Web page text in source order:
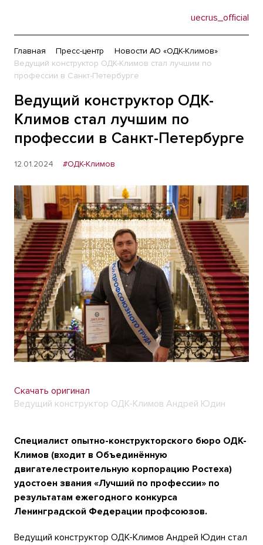
uecrus_official
Главная Пресс-центр
Новости АО «ОДК-Климов»
Ведущий конструктор ОДК-Климов стал лучшим по
профессии в Санкт-Петербурге
Ведущий конструктор ОДК-
Климов стал лучшим по
профессии в Санкт-Петербурге
12.01.2024 #ОДК-Климов
Скачать оригинал
Ведущий конструктор ОДК-Климов Андрей Юдин
Специалист опытно-конструкторского бюро ОДК-
Климов (входит в Объединённую
двигателестроительную корпорацию Ростеха)
удостоен звания «Лучший по профессии» по
результатам ежегодного конкурса
Ленинградской Федерации профсоюзов.
Ведущий конструктор ОДК-Климов Андрей Юдин стал